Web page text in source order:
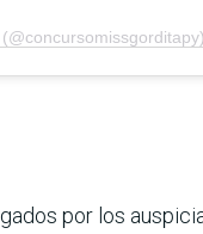
por los